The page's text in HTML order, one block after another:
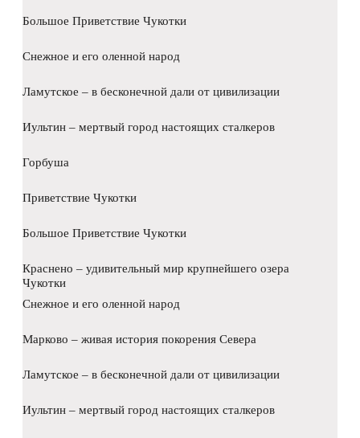
Большое Приветствие Чукотки
Снежное и его оленной народ
Ламутское – в бесконечной дали от цивилизации
Иультин – мертвый город настоящих сталкеров
Горбуша
Приветствие Чукотки
Большое Приветствие Чукотки
Краснено – удивительный мир крупнейшего озера
Чукотки
Снежное и его оленной народ
Марково – живая история покорения Севера
Ламутское – в бесконечной дали от цивилизации
Иультин – мертвый город настоящих сталкеров